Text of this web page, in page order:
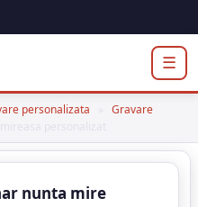
☰
personalizata
Gravare
nunta mire